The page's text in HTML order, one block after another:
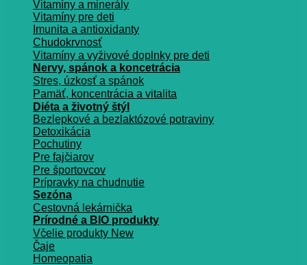
Vitamíny a minerály
Vitamíny pre deti
Imunita a antioxidanty
Chudokrvnosť
Vitamíny a vyživové doplnky pre deti
Nervy, spánok a koncetrácia
Stres, úzkosť a spánok
Pamäť, koncentrácia a vitalita
Diéta a životný štýl
Bezlepkové a bezlaktózové potraviny
Detoxikácia
Pochutiny
Pre fajčiarov
Pre športovcov
Prípravky na chudnutie
Sezóna
Cestovná lekárnička
Prírodné a BIO produkty
Včelie produkty
Čaje
Homeopatia